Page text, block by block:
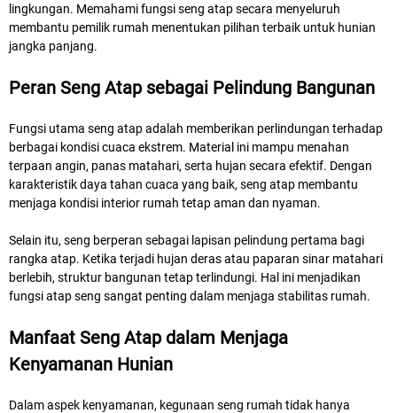
lingkungan. Memahami fungsi seng atap secara menyeluruh
membantu pemilik rumah menentukan pilihan terbaik untuk hunian
jangka panjang.
Peran Seng Atap sebagai Pelindung Bangunan
Fungsi utama seng atap adalah memberikan perlindungan terhadap
berbagai kondisi cuaca ekstrem. Material ini mampu menahan
terpaan angin, panas matahari, serta hujan secara efektif. Dengan
karakteristik daya tahan cuaca yang baik, seng atap membantu
menjaga kondisi interior rumah tetap aman dan nyaman.
Selain itu, seng berperan sebagai lapisan pelindung pertama bagi
rangka atap. Ketika terjadi hujan deras atau paparan sinar matahari
berlebih, struktur bangunan tetap terlindungi. Hal ini menjadikan
fungsi atap seng sangat penting dalam menjaga stabilitas rumah.
Manfaat Seng Atap dalam Menjaga
Kenyamanan Hunian
Dalam aspek kenyamanan, kegunaan seng rumah tidak hanya